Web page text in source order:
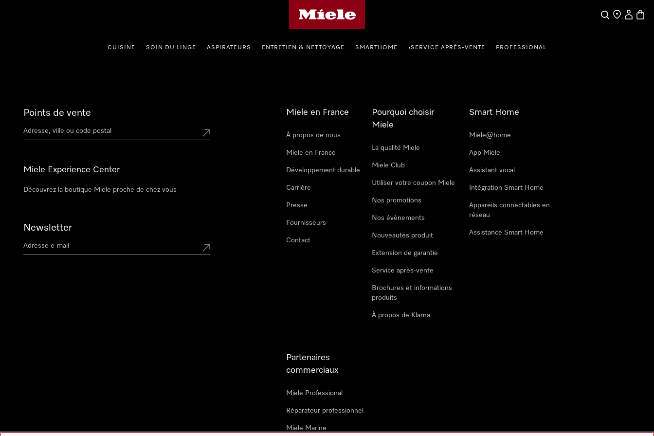
SearchFind a store
My
CUISINE SOIN DU LINGE ASPIRATEURS ENTRETIEN & NETTOYAGE SMARTHOME •SERVICE APRÈS-VENTE PROFESSIONAL
Points de vente
Miele Experience Center
Découvrez la boutique Miele proche de chez vous
Newsletter
Miele en France
À propos de nous
Miele en France
Développement durable
Carrière
Presse
Fournisseurs
Contact
Pourquoi choisir
Miele
La qualité Miele
Miele Club
Utiliser votre coupon Miele
Nos promotions
Nos évènements
Nouveautés produit
Extension de garantie
Service après-vente
Brochures et informations
produits
À propos de Klarna
Smart Home
Miele@home
App Miele
Assistant vocal
Intégration Smart Home
Appareils connectables en
réseau
Assistance Smart Home
Partenaires
commerciaux
Miele Professional
Réparateur professionnel
Miele Marine